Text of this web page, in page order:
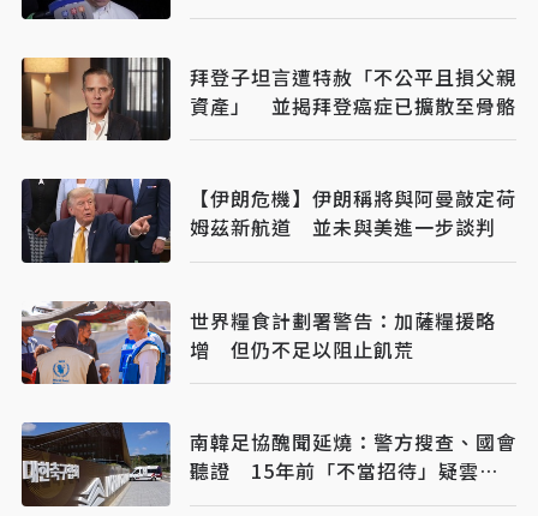
拜登子坦言遭特赦「不公平且損父親
資產」 並揭拜登癌症已擴散至骨骼
【伊朗危機】伊朗稱將與阿曼敲定荷
姆茲新航道 並未與美進一步談判
世界糧食計劃署警告：加薩糧援略
增 但仍不足以阻止飢荒
南韓足協醜聞延燒：警方搜查、國會
聽證 15年前「不當招待」疑雲重
見天日